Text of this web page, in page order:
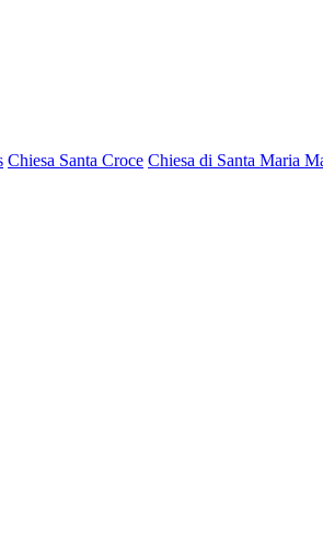
Chiesa Santa Croce Chiesa di Santa Maria